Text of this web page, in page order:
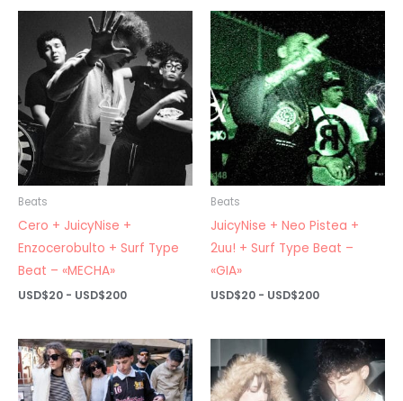
desde
USD$20
hasta
USD$200
hasta
USD$200
Beats
Cero + JuicyNise +
Enzocerobulto + Surf Type
Beat – «MECHA»
USD$20 - USD$200Rango
desde
USD$20
hasta
USD$200
Beats
JuicyNise + Neo Pistea +
2uu! + Surf Type Beat –
«GIA»
USD$20 - USD$200Rango
desde
USD$20
hasta
USD$200